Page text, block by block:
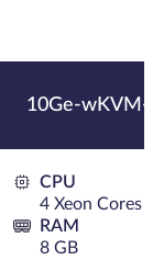
10Ge-wKVM-
CPU
4 Xeon Cores
RAM
8 GB